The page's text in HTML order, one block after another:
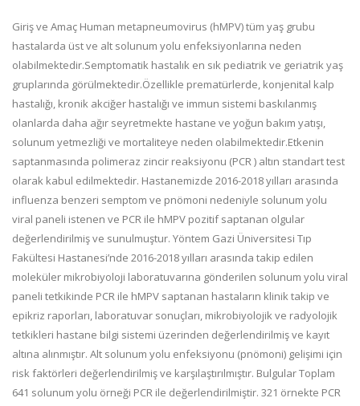
Giriş ve Amaç Human metapneumovirus (hMPV) tüm yaş grubu
hastalarda üst ve alt solunum yolu enfeksiyonlarına neden
olabilmektedir.Semptomatik hastalık en sık pediatrik ve geriatrik yaş
gruplarında görülmektedir.Özellikle prematürlerde, konjenital kalp
hastalığı, kronik akciğer hastalığı ve immun sistemi baskılanmış
olanlarda daha ağır seyretmekte hastane ve yoğun bakım yatışı,
solunum yetmezliği ve mortaliteye neden olabilmektedir.Etkenin
saptanmasında polimeraz zincir reaksiyonu (PCR ) altın standart test
olarak kabul edilmektedir. Hastanemizde 2016-2018 yılları arasında
influenza benzeri semptom ve pnömoni nedeniyle solunum yolu
viral paneli istenen ve PCR ile hMPV pozitif saptanan olgular
değerlendirilmiş ve sunulmuştur. Yöntem Gazi Üniversitesi Tıp
Fakültesi Hastanesi’nde 2016-2018 yılları arasında takip edilen
moleküler mikrobiyoloji laboratuvarına gönderilen solunum yolu viral
paneli tetkikinde PCR ile hMPV saptanan hastaların klinik takip ve
epikriz raporları, laboratuvar sonuçları, mikrobiyolojik ve radyolojik
tetkikleri hastane bilgi sistemi üzerinden değerlendirilmiş ve kayıt
altına alınmıştır. Alt solunum yolu enfeksiyonu (pnömoni) gelişimi için
risk faktörleri değerlendirilmiş ve karşılaştırılmıştır. Bulgular Toplam
641 solunum yolu örneği PCR ile değerlendirilmiştir. 321 örnekte PCR